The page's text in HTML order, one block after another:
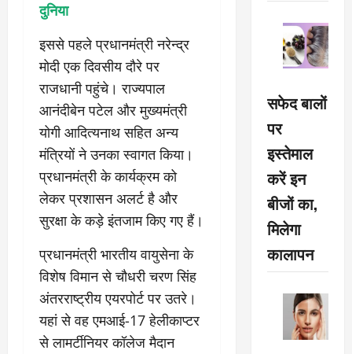
दुनिया
इससे पहले प्रधानमंत्री नरेन्द्र
मोदी एक दिवसीय दौरे पर
राजधानी पहुंचे। राज्यपाल
आनंदीबेन पटेल और मुख्यमंत्री
योगी आदित्यनाथ सहित अन्य
मंत्रियों ने उनका स्वागत किया।
प्रधानमंत्री के कार्यक्रम को
लेकर प्रशासन अलर्ट है और
सुरक्षा के कड़े इंतजाम किए गए हैं।
प्रधानमंत्री भारतीय वायुसेना के
विशेष विमान से चौधरी चरण सिंह
अंतरराष्ट्रीय एयरपोर्ट पर उतरे।
यहां से वह एमआई-17 हेलीकाप्टर
से लामर्टीनियर कॉलेज मैदान
सफेद बालों
पर
इस्तेमाल
करें इन
बीजों का,
मिलेगा
कालापन